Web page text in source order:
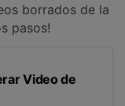
borrados de la
pasos!
Video de